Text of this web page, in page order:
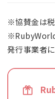
※協賛金は税
発行事業者